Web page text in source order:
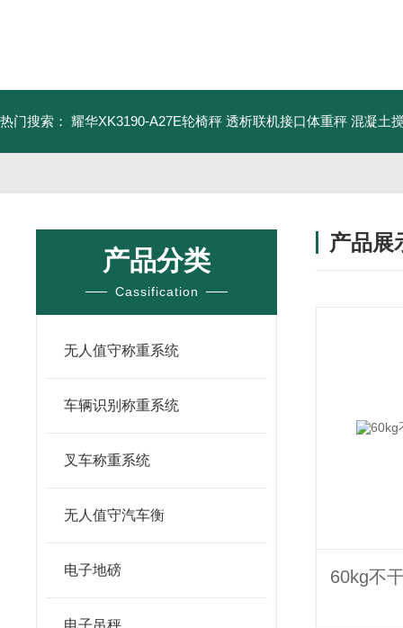
热门搜索： 耀华XK3190-A27E轮椅秤 透析联机接口体重秤 混凝土
产品分类
Cassification
无人值守称重系统
车辆识别称重系统
叉车称重系统
无人值守汽车衡
电子地磅
电子吊秤
产品展